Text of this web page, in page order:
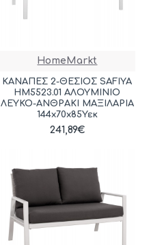
HomeMarkt
ΚΑΝΑΠΕΣ 2-ΘΕΣΙΟΣ SAFIYA
HM5523.01 ΑΛΟΥΜΙΝΙΟ
ΛΕΥΚΟ-ΑΝΘΡΑΚΙ ΜΑΞΙΛΑΡΙΑ
144x70x85Υεκ
241,89€